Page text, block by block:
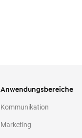
Anwendungsbereiche
Kommunikation
Marketing